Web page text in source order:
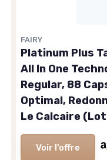
FAIRY
Platinum Plus
All In One
Regular, 88
Optimal,
Le Calcaire
Voir l'offre